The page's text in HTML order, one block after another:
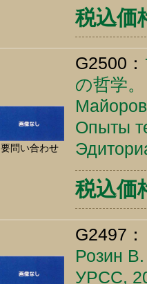
税込価
要問い合わせ
G2500：
の哲学
Опыты
税込価
G2497：
Розин
УРСС,